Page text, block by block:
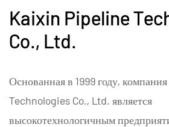
Kaixin Pipeline
Co., Ltd.
Основанная в 1999 году,
Technologies Co., Ltd. является
высокотехнологичным